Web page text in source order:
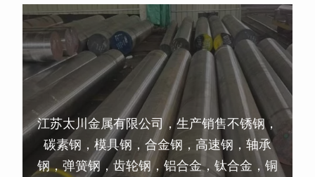
江苏太川金属有限公司，生产销售不锈钢，
碳素钢，模具钢，合金钢，高速钢，轴承
钢，弹簧钢，齿轮钢，铝合金，钛合金，铜